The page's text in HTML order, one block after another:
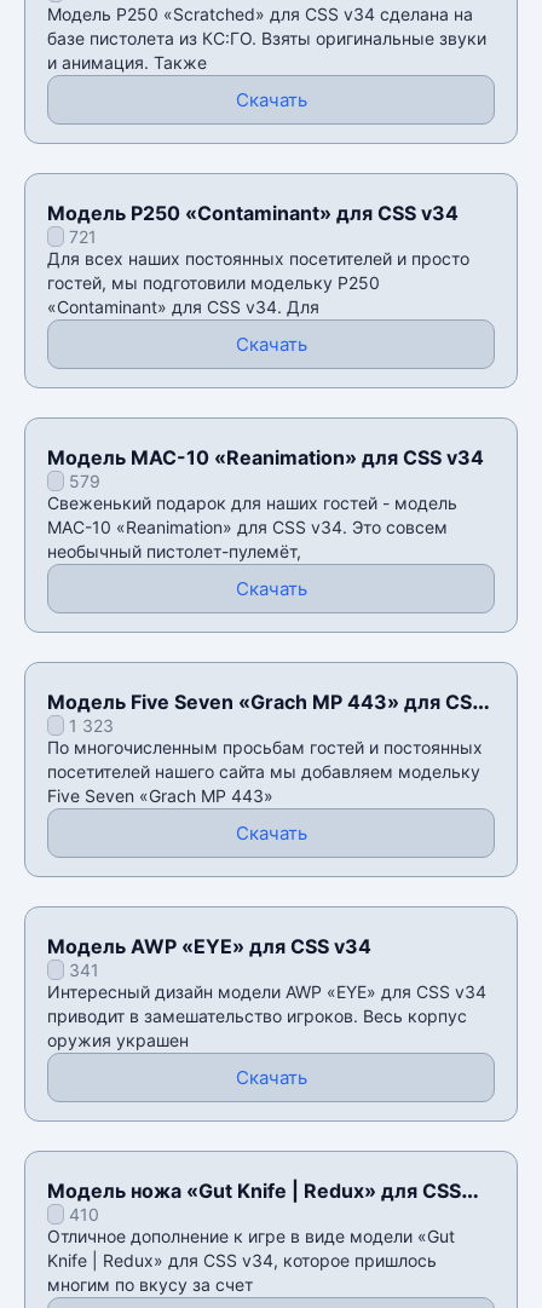
Модель P250 «Scratched» для CSS v34 сделана на
базе пистолета из КС:ГО. Взяты оригинальные звуки
и анимация. Также
Скачать
Модель P250 «Contaminant» для CSS v34
721
Для всех наших постоянных посетителей и просто
гостей, мы подготовили модельку P250
«Contaminant» для CSS v34. Для
Скачать
Модель MAC-10 «Reanimation» для CSS v34
579
Свеженький подарок для наших гостей - модель
MAC-10 «Reanimation» для CSS v34. Это совсем
необычный пистолет-пулемёт,
Скачать
Модель Five Seven «Grach MP 443» для CSS
v341 323
По многочисленным просьбам гостей и постоянных
посетителей нашего сайта мы добавляем модельку
Five Seven «Grach MP 443»
Скачать
Модель AWP «EYE» для CSS v34
341
Интересный дизайн модели AWP «EYE» для CSS v34
приводит в замешательство игроков. Весь корпус
оружия украшен
Скачать
Модель ножа «Gut Knife | Redux» для CSS
v34410
Отличное дополнение к игре в виде модели «Gut
Knife | Redux» для CSS v34, которое пришлось
многим по вкусу за счет